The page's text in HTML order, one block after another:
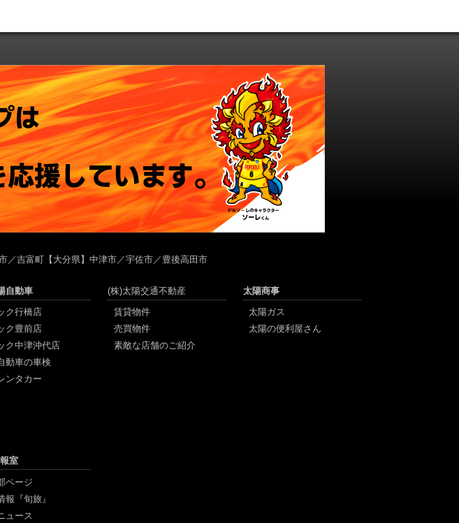
／吉富町【大分県】中津市／宇佐市／豊後高田市
自動車
ク行橋店
ク豊前店
ク中津沖代店
動車の車検
ンタカー
(株)太陽交通不動産
賃貸物件
売買物件
素敵な店舗のご紹介
太陽商事
太陽ガス
太陽の便利屋さん
室
ページ
報『旬旅』
ュース